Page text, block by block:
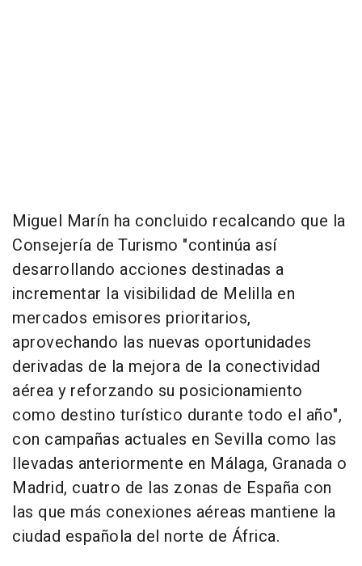
Miguel Marín ha concluido recalcando que la
Consejería de Turismo "continúa así
desarrollando acciones destinadas a
incrementar la visibilidad de Melilla en
mercados emisores prioritarios,
aprovechando las nuevas oportunidades
derivadas de la mejora de la conectividad
aérea y reforzando su posicionamiento
como destino turístico durante todo el año",
con campañas actuales en Sevilla como las
llevadas anteriormente en Málaga, Granada o
Madrid, cuatro de las zonas de España con
las que más conexiones aéreas mantiene la
ciudad española del norte de África.